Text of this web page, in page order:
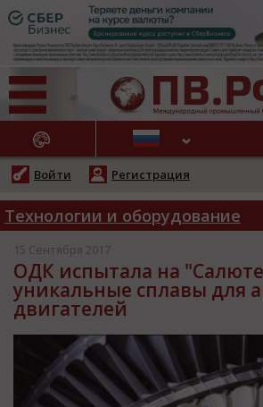
НОВОСТИ
Войти Регистрация
Технологии и оборудование
15 Сентября 2017
ОДК испытала на
уникальные сплавы для
двигателей